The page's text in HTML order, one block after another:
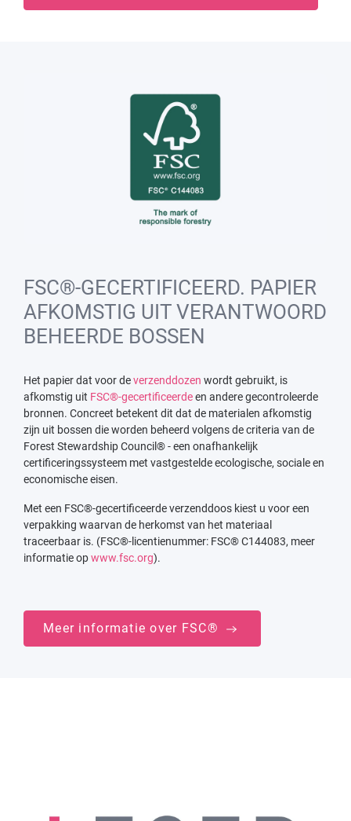
FSC®-GECERTIFICEERD. PAPIER
AFKOMSTIG UIT VERANTWOORD
BEHEERDE BOSSEN
Het papier dat voor deverzenddozen wordt gebruikt, is
afkomstig uit FSC®-gecertificeerdeen andere gecontroleerde
bronnen. Concreet betekent dit dat de materialen afkomstig
zijn uit bossen die worden beheerd volgens de criteria van de
Forest Stewardship Council® - een onafhankelijk
certificeringssysteem met vastgestelde ecologische, sociale en
economische eisen.
Met een FSC®-gecertificeerde verzenddoos kiest u voor een
verpakking waarvan de herkomst van het materiaal
traceerbaar is. (FSC®-licentienummer: FSC® C144083, meer
informatie opwww.fsc.org).
Meer informatie over FSC®